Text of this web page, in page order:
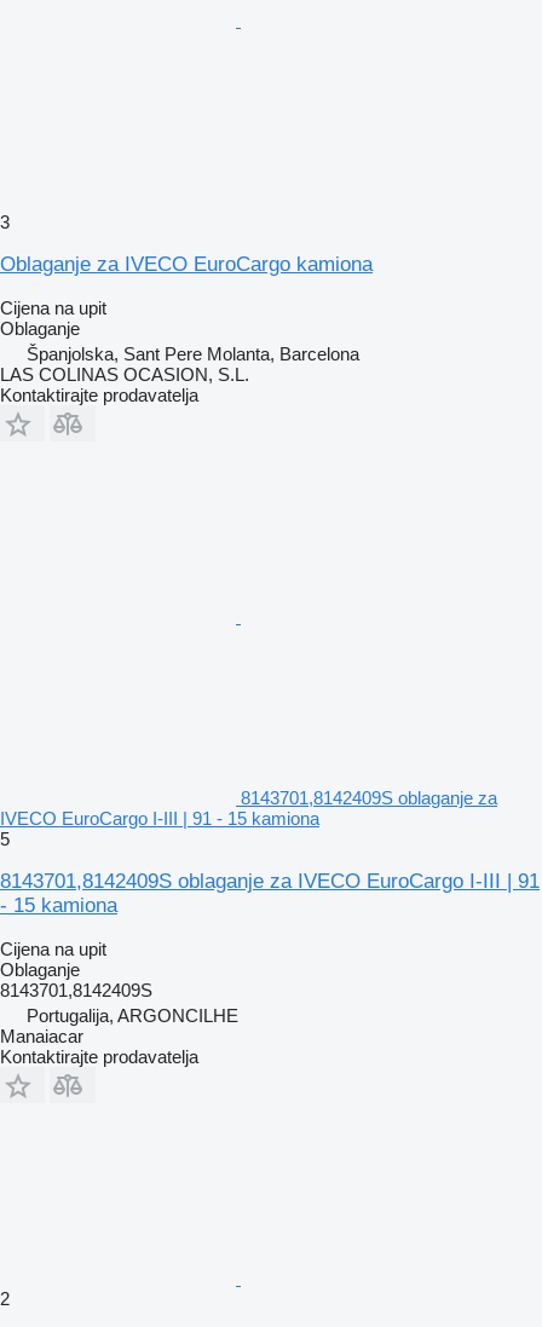
3
Oblaganje za IVECO EuroCargo kamiona
Cijena na upit
Oblaganje
Španjolska, Sant Pere Molanta, Barcelona
LAS COLINAS OCASION, S.L.
Kontaktirajte prodavatelja
8143701,8142409S oblaganje za
IVECO EuroCargo I-III | 91 - 15 kamiona
5
8143701,8142409S oblaganje za IVECO EuroCargo I-III | 91
- 15 kamiona
Cijena na upit
Oblaganje
8143701,8142409S
Portugalija, ARGONCILHE
Manaiacar
Kontaktirajte prodavatelja
2